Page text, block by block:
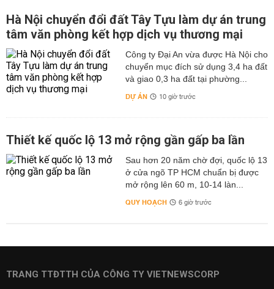
Hà Nội chuyển đổi đất Tây Tựu làm dự án trung
tâm văn phòng kết hợp dịch vụ thương mại
Công ty Đại An vừa được Hà Nội cho
chuyển mục đích sử dụng 3,4 ha đất
và giao 0,3 ha đất tại phường...
DỰ ÁN 10 giờ trước
Thiết kế quốc lộ 13 mở rộng gần gấp ba lần
Sau hơn 20 năm chờ đợi, quốc lộ 13
ở cửa ngõ TP HCM chuẩn bị được
mở rộng lên 60 m, 10-14 làn...
QUY HOẠCH 6 giờ trước
TRANG TTĐTTH CỦA CÔNG TY VIETNEWSCORP